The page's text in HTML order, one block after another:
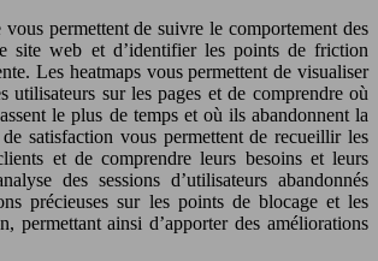
vous permettent de suivre le comportement des
site web et d’identifier les points de friction
Les heatmaps vous permettent de visualiser
utilisateurs sur les pages et de comprendre où
le plus de temps et où ils abandonnent la
satisfaction vous permettent de recueillir les
et de comprendre leurs besoins et leurs
des sessions d’utilisateurs abandonnés
précieuses sur les points de blocage et les
permettant ainsi d’apporter des améliorations